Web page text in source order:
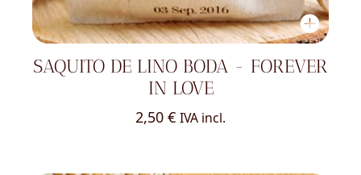
SAQUITO DE LINO BODA - FOREVER
IN LOVE
2,50 € IVA incl.